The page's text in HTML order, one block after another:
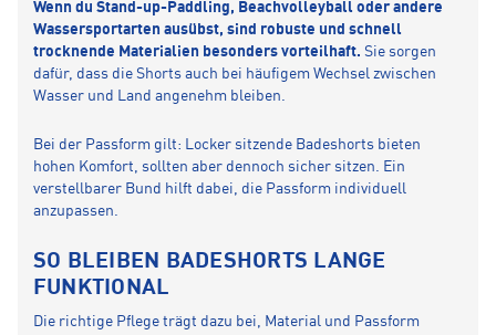
Wenn du Stand-up-Paddling, Beachvolleyball oder andere
Wassersportarten ausübst, sind robuste und schnell
trocknende Materialien besonders vorteilhaft. Sie sorgen
dafür, dass die Shorts auch bei häufigem Wechsel zwischen
Wasser und Land angenehm bleiben.
Bei der Passform gilt: Locker sitzende Badeshorts bieten
hohen Komfort, sollten aber dennoch sicher sitzen. Ein
verstellbarer Bund hilft dabei, die Passform individuell
anzupassen.
SO BLEIBEN BADESHORTS LANGE
FUNKTIONAL
Die richtige Pflege trägt dazu bei, Material und Passform